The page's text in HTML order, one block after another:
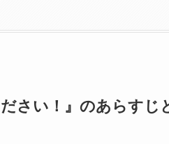
さい！』のあらすじ